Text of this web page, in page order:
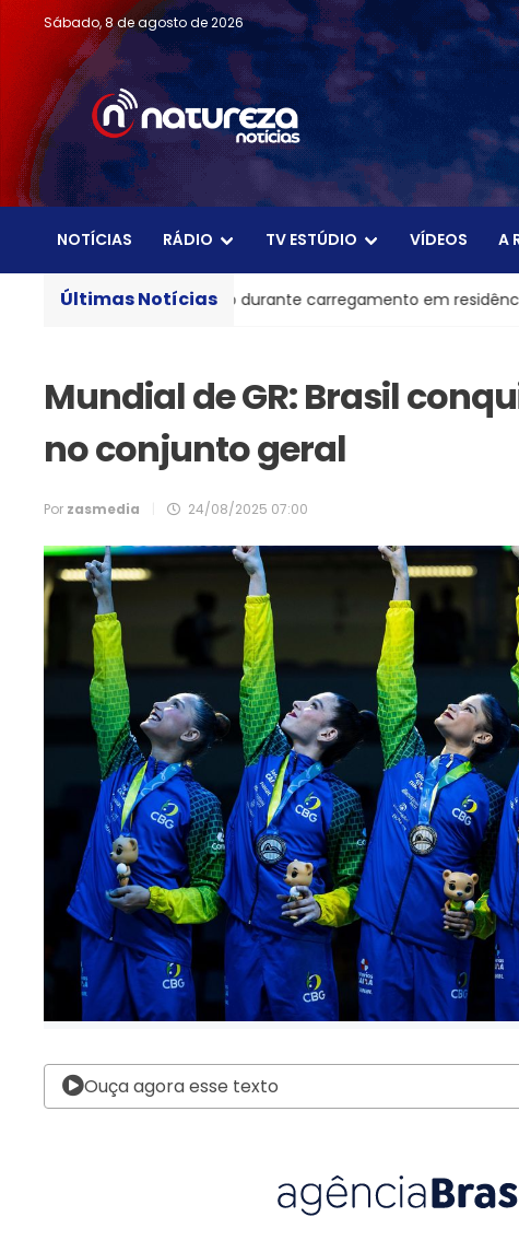
Sábado, 8 de agosto de 2026
NOTÍCIAS RÁDIO TV ESTÚDIO VÍDEOS A
Últimas Notícias
pega fogo durante carregamento em residência de BC
Mundial de GR: Brasil
no conjunto geral
Por zasmedia 24/08/2025 07:00
Ouça agora esse texto